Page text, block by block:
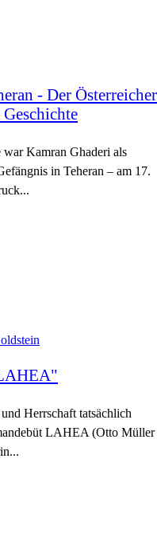
- Der Österreicher
war Kamran Ghaderi als
in Teheran – am 17.
Herrschaft tatsächlich
LAHEA (Otto Müller